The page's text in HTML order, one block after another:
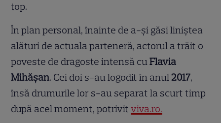
top.
În plan personal, înainte de a-și găsi liniștea
alături de actuala parteneră, actorul a trăit o
poveste de dragoste intensă cuFlavia
Mihășan. Cei doi s-au logodit în anul 2017,
însă drumurile lor s-au separat la scurt timp
după acel moment, potrivitviva.ro.